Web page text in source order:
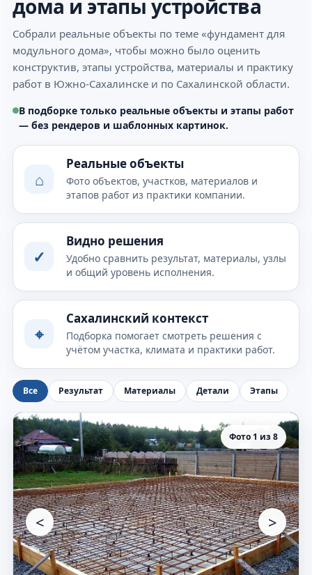
дома и этапы устройства
Собрали реальные объекты по теме «фундамент для
модульного дома», чтобы можно было оценить
конструктив, этапы устройства, материалы и практику
работ в Южно-Сахалинске и по Сахалинской области.
В подборке только реальные объекты и этапы работ
— без рендеров и шаблонных картинок.
⌂
Реальные объекты
Фото объектов, участков, материалов и
этапов работ из практики компании.
✓
Видно решения
Удобно сравнить результат, материалы, узлы
и общий уровень исполнения.
⌖
Сахалинский контекст
Подборка помогает смотреть решения с
учётом участка, климата и практики работ.
Все Результат Материалы Детали Этапы
Фото 1 из 8
< >